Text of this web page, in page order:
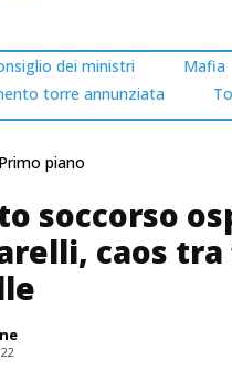
dei ministri
Mafia
torre annunziata
Primo piano
soccorso
caos